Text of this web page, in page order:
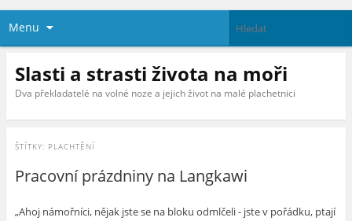
Menu
Slasti a strasti života na moři
Dva překladatelé na volné noze a jejich život na malé plachetnici
ŠTÍTKY: PLACHTĚNÍ
Pracovní prázdniny na Langkawi
„Ahoj námořníci, nějak jste se na bloku odmlčeli - jste v pořádku, ptají